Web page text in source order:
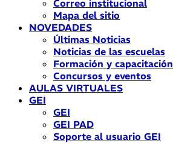
Correo institucional
Mapa del sitio
NOVEDADES
Últimas Noticias
Noticias de las escuelas
Formación y capacitación
Concursos y eventos
AULAS VIRTUALES
GEI
GEI
GEI PAD
Soporte al usuario GEI